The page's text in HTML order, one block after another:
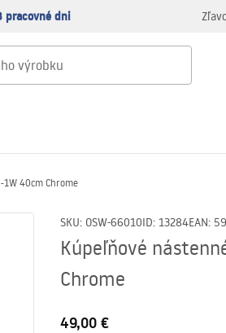
pracovné dni
1W 40cm Chrome
SKU: OSW-66010ID: 13284EAN:
Kúpeľňové
Chrome
49,00 €